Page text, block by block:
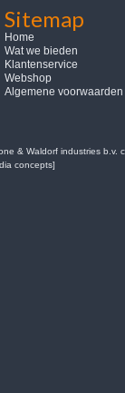
Sitemap
Home
Wat we bieden
Klantenservice
Webshop
Algemene voorwaarden
& Waldorf industries b.v.
concepts]